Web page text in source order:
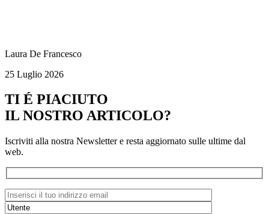
Laura De Francesco
25 Luglio 2026
TI É PIACIUTO
IL NOSTRO ARTICOLO?
Iscriviti alla nostra Newsletter e resta aggiornato sulle ultime dal
web.